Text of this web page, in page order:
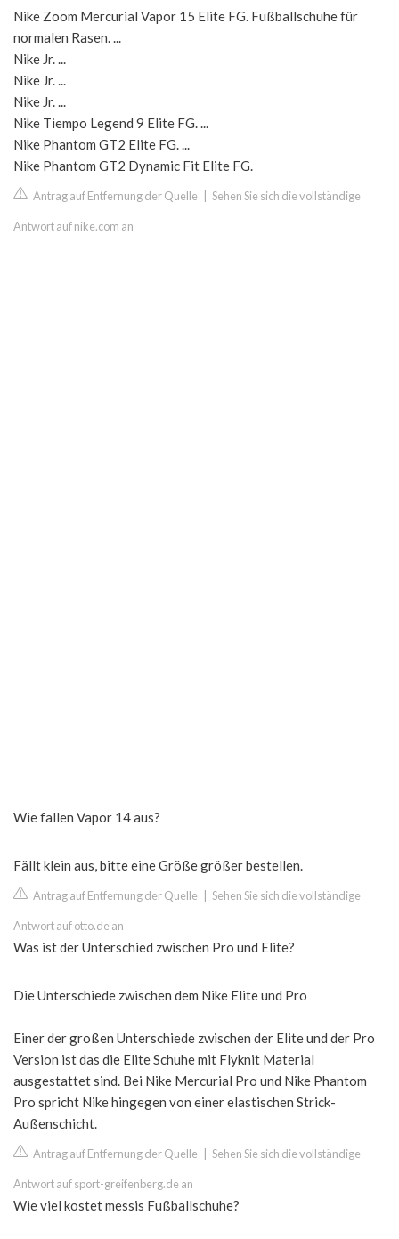
Nike Zoom Mercurial Vapor 15 Elite FG. Fußballschuhe für
normalen Rasen. ...
Nike Jr. ...
Nike Jr. ...
Nike Jr. ...
Nike Tiempo Legend 9 Elite FG. ...
Nike Phantom GT2 Elite FG. ...
Nike Phantom GT2 Dynamic Fit Elite FG.
Antrag auf Entfernung der Quelle Sehen Sie sich die vollständige
Antwort auf nike.com an
Wie fallen Vapor 14 aus?
Fällt klein aus, bitte eine Größe größer bestellen.
Antrag auf Entfernung der Quelle Sehen Sie sich die vollständige
Antwort auf otto.de an
Was ist der Unterschied zwischen Pro und Elite?
Die Unterschiede zwischen dem Nike Elite und Pro
Einer der großen Unterschiede zwischen der Elite und der Pro
Version ist das die Elite Schuhe mit Flyknit Material
ausgestattet sind. Bei Nike Mercurial Pro und Nike Phantom
Pro spricht Nike hingegen von einer elastischen Strick-
Außenschicht.
Antrag auf Entfernung der Quelle Sehen Sie sich die vollständige
Antwort auf sport-greifenberg.de an
Wie viel kostet messis Fußballschuhe?